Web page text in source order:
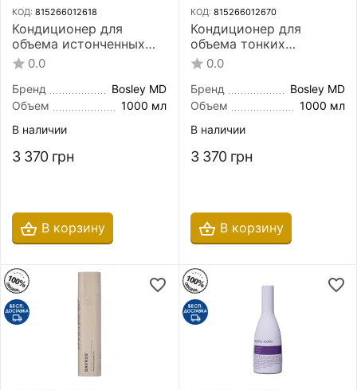
КОД: 815266012618
Кондиционер для
объема истонченных
окрашенных волос
Bosley MD Bos Revive
Conditioner 1000 мл
0.0
Бренд
Bosley MD
Объем
1000 мл
В наличии
3 370 грн
В корзину
КОД: 815266012670
Кондиционер для
объема тонких
неокрашенных волос
Bosley MD Bos Revive
Volumizing Conditioner
1000 мл
0.0
Бренд
Bosley MD
Объем
1000 мл
В наличии
3 370 грн
В корзину